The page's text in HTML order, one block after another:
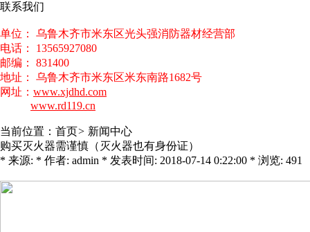
联系我们
单位： 乌鲁木齐市米东区光头强消防器材经营部
电话： 13565927080
邮编： 831400
地址： 乌鲁木齐市米东区米东南路1682号
网址： www.xjdhd.com
www.rd119.cn
当前位置： 首页> 新闻中心
购买灭火器需谨慎（灭火器也有身份证）
* 来源: * 作者: admin * 发表时间: 2018-07-14 0:22:00 * 浏览: 491